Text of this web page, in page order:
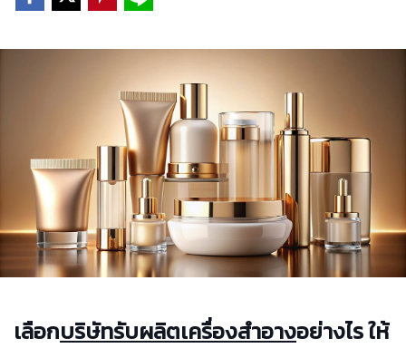
เลือกบริษัทรับผลิตเครื่องสำอางอย่างไร ให้